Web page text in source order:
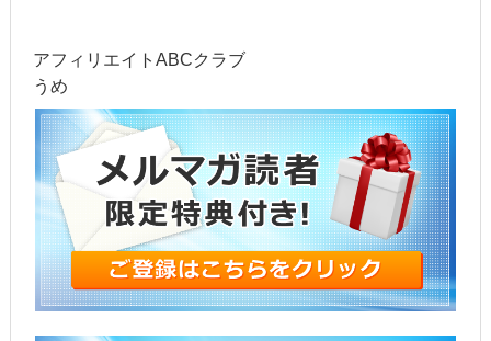
アフィリエイトABCクラブ
うめ